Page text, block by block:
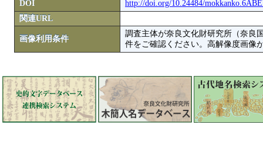
DOI
http://doi.org/10.24484/
関連URL
画像利用条件
調査主体が奈良文化財研究所（奈良
件をご確認ください。高解像度画像